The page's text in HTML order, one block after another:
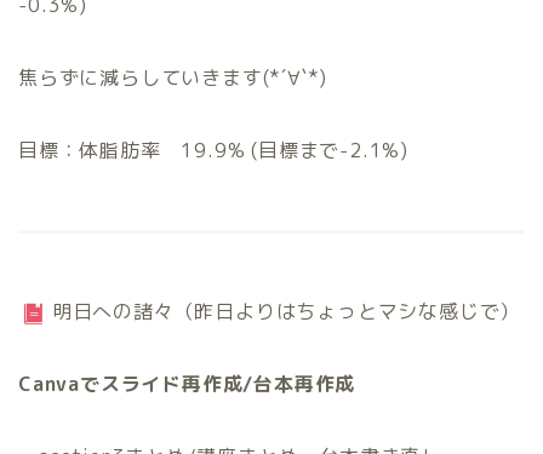
-0.3%)
焦らずに減らしていきます(*´∀`*)
目標：体脂肪率 19.9% (目標まで-2.1%)
明日への諸々（昨日よりはちょっとマシな感じで）
Canvaでスライド再作成/台本再作成